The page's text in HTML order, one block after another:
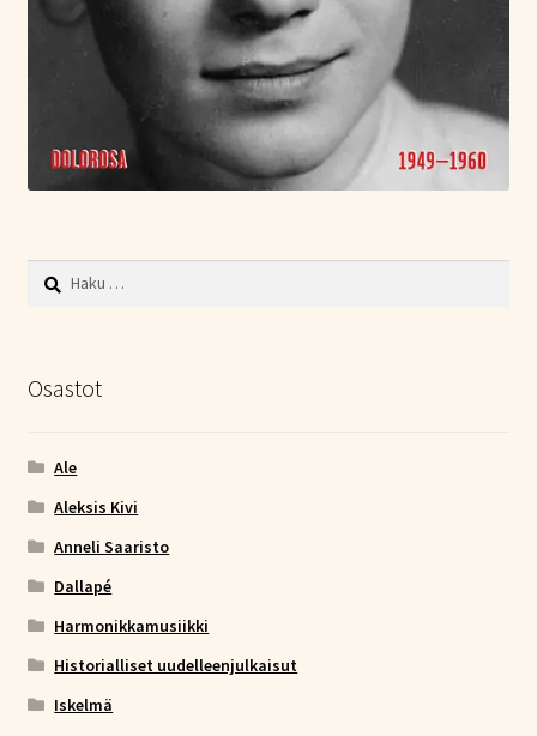
Haku:
Osastot
Ale
Aleksis Kivi
Anneli Saaristo
Dallapé
Harmonikkamusiikki
Historialliset uudelleenjulkaisut
Iskelmä